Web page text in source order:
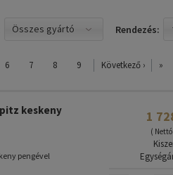
Rendezés:
Összes gyártó
6 7 8 9 Következő › »
keskeny
pengével
1
(